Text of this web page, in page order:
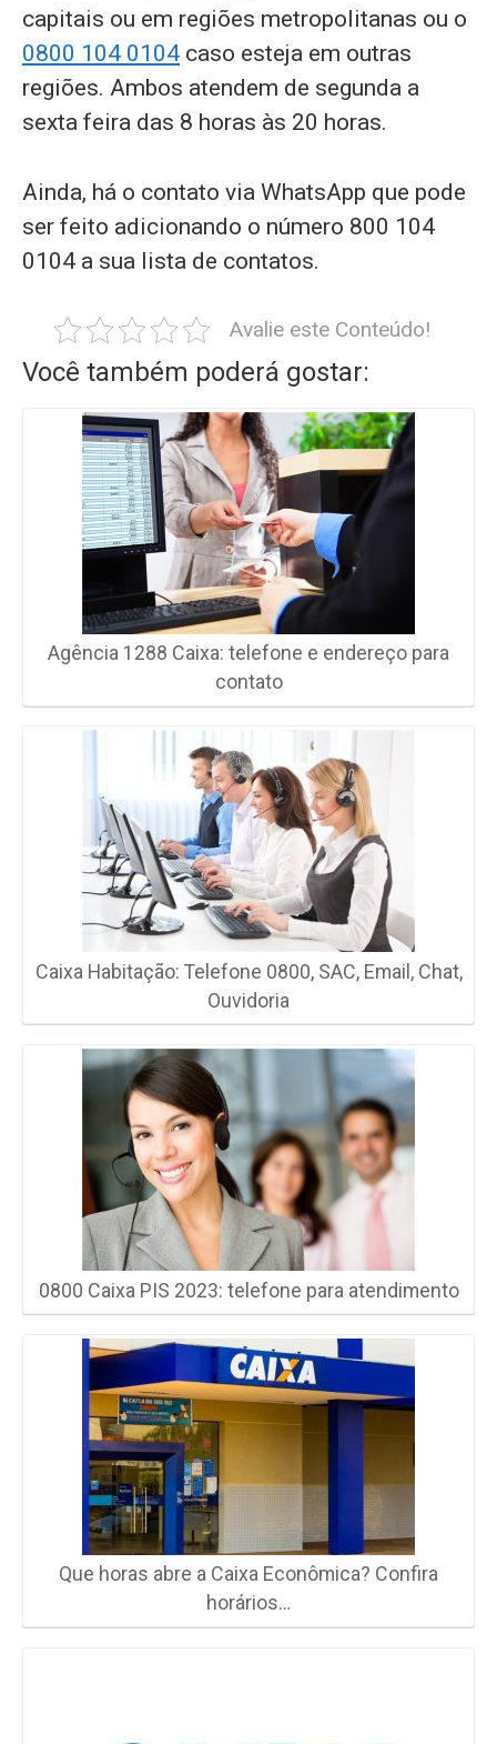
capitais ou em regiões metropolitanas ou o
0800 104 0104 caso esteja em outras
regiões. Ambos atendem de segunda a
sexta feira das 8 horas às 20 horas.
Ainda, há o contato via WhatsApp que pode
ser feito adicionando o número 800 104
0104 a sua lista de contatos.
Avalie este Conteúdo!
Você também poderá gostar:
Agência 1288 Caixa: telefone e endereço para
contato
Caixa Habitação: Telefone 0800, SAC, Email, Chat,
Ouvidoria
0800 Caixa PIS 2023: telefone para atendimento
Que horas abre a Caixa Econômica? Confira
horários…